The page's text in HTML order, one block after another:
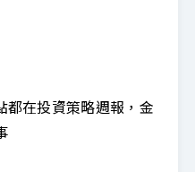
都在投資策略週報，金